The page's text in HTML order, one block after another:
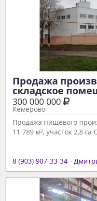
Продажа
складское
300 000 000
Кемерово
Продажа пищевого
11 789 м², участок 2,8
8 (903) 907-33-34 -